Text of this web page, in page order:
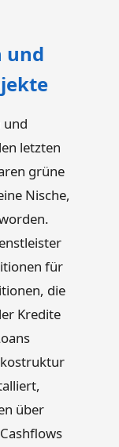
und
und
letzten
grüne
Nische,
für
die
Kredite
über